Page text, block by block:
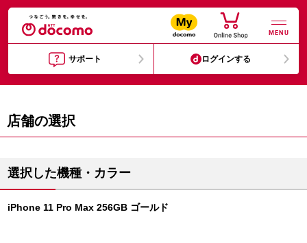
MENU
サポート ログインする
店舗の選択
選択した機種・カラー
iPhone 11 Pro Max 256GB ゴールド